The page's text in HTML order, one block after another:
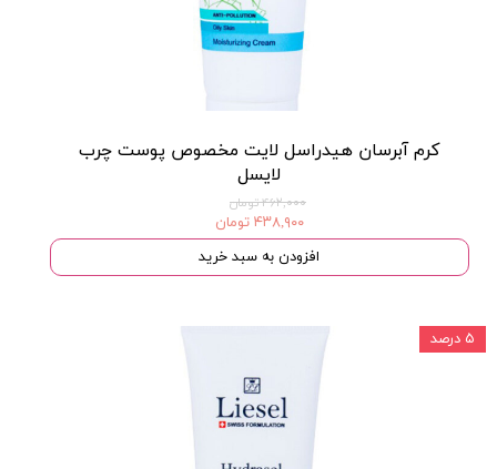
کرم آبرسان هیدراسل لایت مخصوص پوست چرب
لایسل
۴۶۲,۰۰۰ تومان
۴۳۸,۹۰۰ تومان
افزودن به سبد خرید
۵ درصد